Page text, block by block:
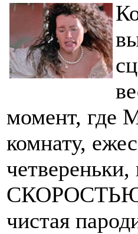
момент, где
комнату,
СКОРОСТЬЮ
чистая